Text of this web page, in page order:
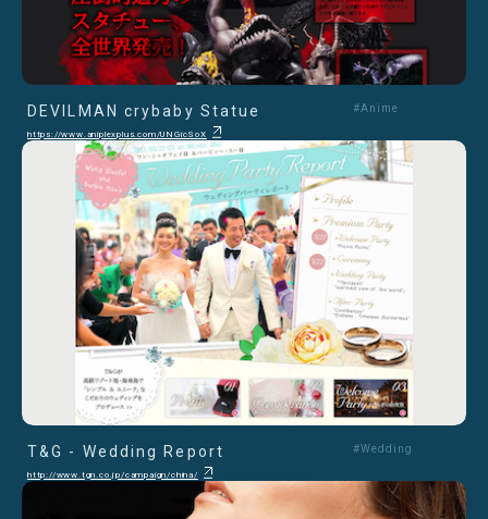
DEVILMAN crybaby Statue
https://www.aniplexplus.com/UNGicSoX
#Anime
T&G - Wedding Report
http://www.tgn.co.jp/campaign/china/
#Wedding